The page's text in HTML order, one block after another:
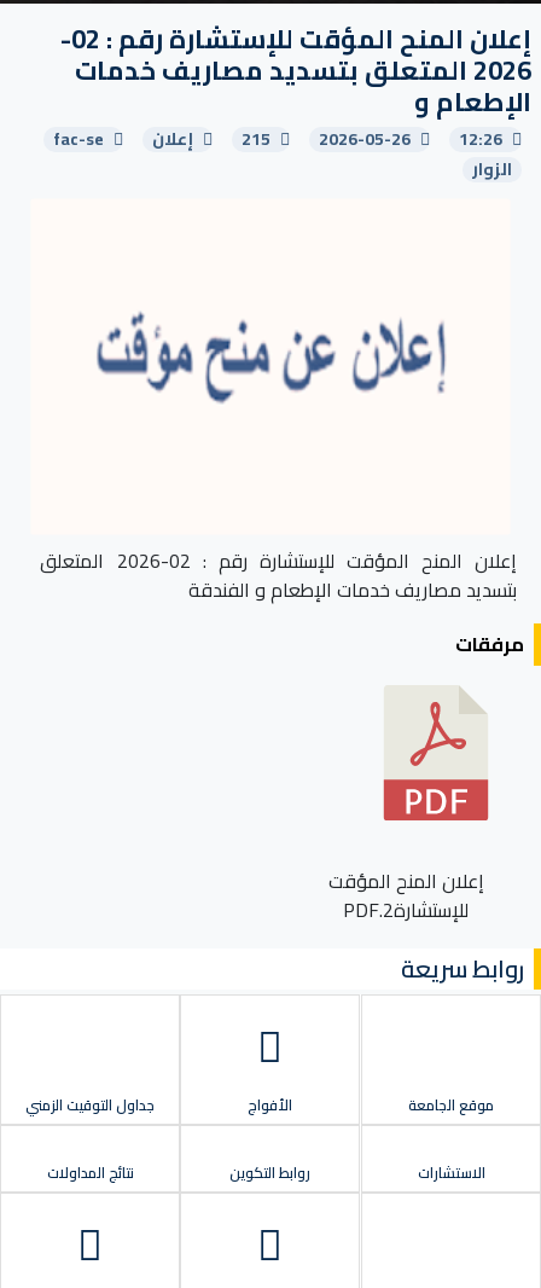
إعلان المنح المؤقت للإستشارة رقم : 02-
2026 المتعلق بتسديد مصاريف خدمات
الإطعام و
12:26
2026-05-26
215 إعلان
fac-se
الزوار
إعلان المنح المؤقت للإستشارة رقم : 02-2026 المتعلق
بتسديد مصاريف خدمات الإطعام و الفندقة
مرفقات
إعلان المنح المؤقت
للإستشارة2.PDF
روابط سريعة
موقع الجامعة الأفواج جداول التوقيت الزمني
الاستشارات روابط التكوين نتائج المداولات